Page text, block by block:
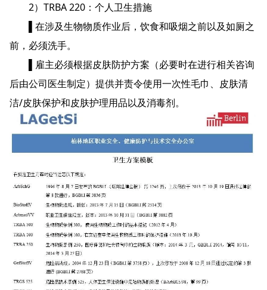
2）TRBA 220：个人卫生措施
▌在涉及生物物质作业后，饮食和吸烟之前以及如厕之
前，必须洗手。
▌雇主必须根据皮肤防护方案（必要时在进行相关咨询
后由公司医生制定）提供并责令使用一次性毛巾、皮肤清
洁/皮肤保护和皮肤护理用品以及消毒剂。